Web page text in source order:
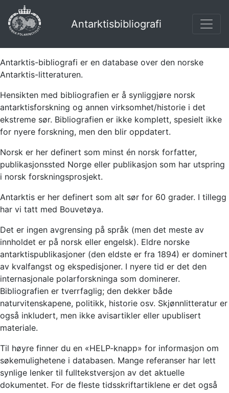
Antarktisbibliografi
Antarktis-bibliografi er en database over den norske
Antarktis-litteraturen.
Hensikten med bibliografien er å synliggjøre norsk
antarktisforskning og annen virksomhet/historie i det
ekstreme sør. Bibliografien er ikke komplett, spesielt ikke
for nyere forskning, men den blir oppdatert.
Norsk er her definert som minst én norsk forfatter,
publikasjonssted Norge eller publikasjon som har utspring
i norsk forskningsprosjekt.
Antarktis er her definert som alt sør for 60 grader. I tillegg
har vi tatt med Bouvetøya.
Det er ingen avgrensing på språk (men det meste av
innholdet er på norsk eller engelsk). Eldre norske
antarktispublikasjoner (den eldste er fra 1894) er dominert
av kvalfangst og ekspedisjoner. I nyere tid er det den
internasjonale polarforskninga som dominerer.
Bibliografien er tverrfaglig; den dekker både
naturvitenskapene, politikk, historie osv. Skjønnlitteratur er
også inkludert, men ikke avisartikler eller upublisert
materiale.
Til høyre finner du en «HELP-knapp» for informasjon om
søkemulighetene i databasen. Mange referanser har lett
synlige lenker til fulltekstversjon av det aktuelle
dokumentet. For de fleste tidsskriftartiklene er det også